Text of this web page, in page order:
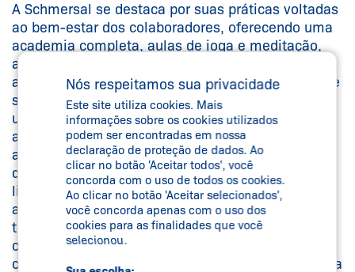
A Schmersal se destaca por suas práticas voltadas
ao bem-estar dos colaboradores, oferecendo uma
academia completa, aulas de ioga e meditação,
além de um robusto apoio psicológico com
atendimentos presenciais e online, considerado de
suma importância. A empresa também conta com
um Comitê de Diversidade e Inclusão, dedicado a
adaptar os ambientes para promover
acessibilidade e integração, respeitando as
diferenças de etnia, crença, idade, gênero,
limitações ou orientação sexual. Promovemos
acessibilidade a todos, desde a participação de
tradutores em eventos a cursos de libras que já
contaram com a participação de mais de 100
colaboradores. Com essas iniciativas, a companhia
Nós respeitamos sua privacidade
Este site utiliza cookies. Mais
informações sobre os cookies utilizados
podem ser encontradas em nossa
declaração de proteção de dados. Ao
clicar no botão 'Aceitar todos', você
concorda com o uso de todos os cookies.
Ao clicar no botão 'Aceitar selecionados',
você concorda apenas com o uso dos
cookies para as finalidades que você
selecionou.